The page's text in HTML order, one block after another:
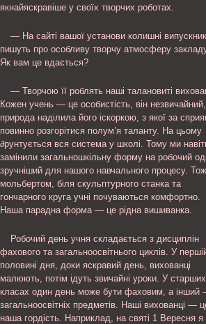
якнайяскравіше у своїх творчих роботах.
— На сайті вашої установи колишні
пишуть про особливу творчу атмосферу
Як вам це вдається?
— Творчою її роблять наші талановиті
Кожен учень — це особистість, він незвичайний,
природа наділила його іскоркою, з якої за
повинно розгорітися полум’я таланту. На цьому
∂рунтується вся система у школі. Тому ми
замінили загальношкільну форму на робочий
зручніший для нашого навчального процесу.
мольбертом, біля скульптурного станка та
гончарного круга учні почуваються комфортно.
Наша парадна форма — це рідна вишиванка.
Робочий день учня складається з дисциплін
фахового та загальноосвітнього циклів. У
половині дня, доки яскравий день, вихованці
малюють, потім ідуть звичайні уроки. У старших
класах один день може бути фаховим, а інший
загальноосвітніх предметів. Наші вихованці —
наша гордість. Наприклад, на святі 1 Вересня я